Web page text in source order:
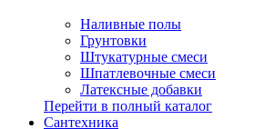
Наливные полы
Грунтовки
Штукатурные смеси
Шпатлевочные смеси
Латексные добавки
Перейти в полный каталог
Сантехника